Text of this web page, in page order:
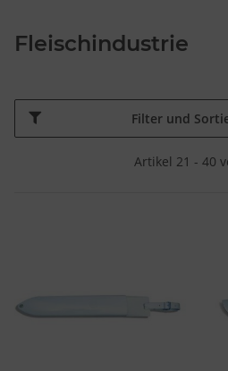
Fleischindustrie
Filter und
Artikel 21 - 40